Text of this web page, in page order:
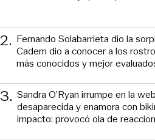
2. Fernando Solabarrieta dio la
Cadem dio a conocer a los
más conocidos y mejor
3. Sandra O’Ryan irrumpe en la
desaparecida y enamora con
impacto: provocó ola de